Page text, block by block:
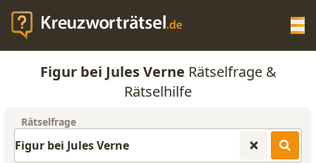
KREUZWORTRÄTSEL-HILFE
Figur bei Jules Verne Rätselfrage &
Rätselhilfe
Rätselfrage